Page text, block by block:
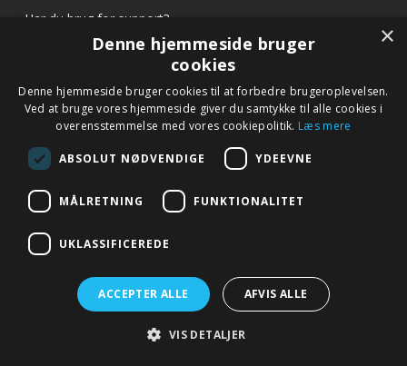
Har du brug for support?
profvask@kpa.dk
Hurtige links
Betingelser og garanti
Kontakt
Fagor.dk
© 2019 profvask.dk – Alle rettigheder forbeholdes – Google+
Bliv ringet op
Ring til os på tlf. 20 28 02 74 eller notér dit nummer
nedenfor, så kontakter vi dig.
Navn *
Telefon *
×
Denne hjemmeside bruger
cookies
Denne hjemmeside bruger cookies til at forbedre brugeroplevelsen.
Ved at bruge vores hjemmeside giver du samtykke til alle cookies i
overensstemmelse med vores cookiepolitik. Læs mere
ABSOLUT NØDVENDIGE YDEEVNE
MÅLRETNING FUNKTIONALITET
UKLASSIFICEREDE
ACCEPTER ALLE AFVIS ALLE
VIS DETALJER